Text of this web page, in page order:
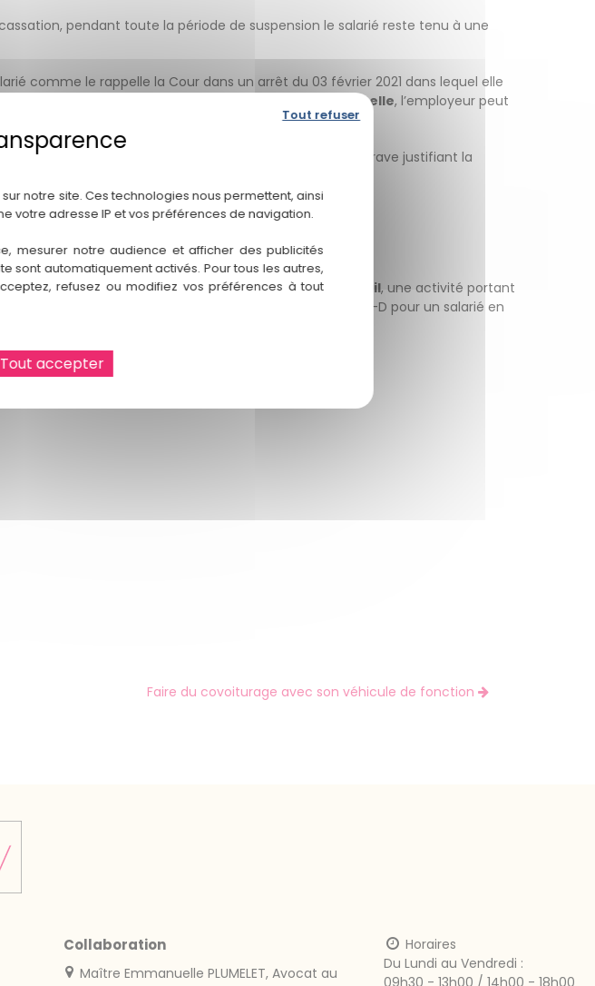
pendant toute la période de suspension le salarié reste tenu à une
comme le rappelle la Cour dans un arrêt du 03 février 2021 dans lequel elle
maladie professionnelle, l’employeur peut
que le
repose sur une faute grave justifiant la
exerce, pendant la suspension de soncontrat de travail, une activité portant
payés et Cass. Soc. 21 novembre 2018 n° 16-28.513 F-D pour un salarié en
Faire du covoiturage avec son véhicule de fonction
Collaboration
Maître Emmanuelle PLUMELET, Avocat au
Horaires
Du Lundi au Vendredi :
notre site. Ces technologies nous permettent, ainsi
votre adresse IP et vos préférences de navigation.
mesurer notre audience et afficher des publicités
sont automatiquement activés. Pour tous les autres,
refusez ou modifiez vos préférences à tout
Tout accepter
Tout refuser